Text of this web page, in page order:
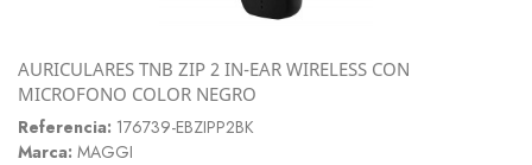
AURICULARES TNB ZIP 2 IN-EAR WIRELESS CON
MICROFONO COLOR NEGRO
Referencia: 176739-EBZIPP2BK
Marca: MAGGI